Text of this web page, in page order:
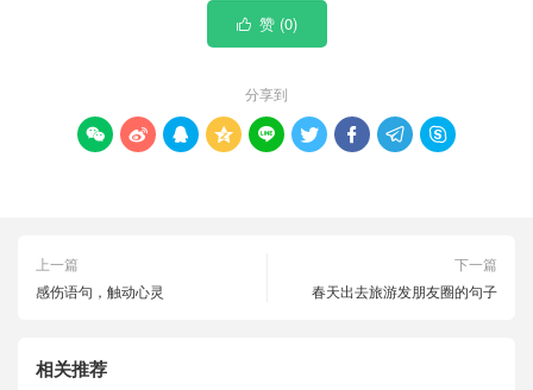
 赞 (0)
分享到
        
上一篇
感伤语句，触动心灵
下一篇
春天出去旅游发朋友圈的句子
相关推荐